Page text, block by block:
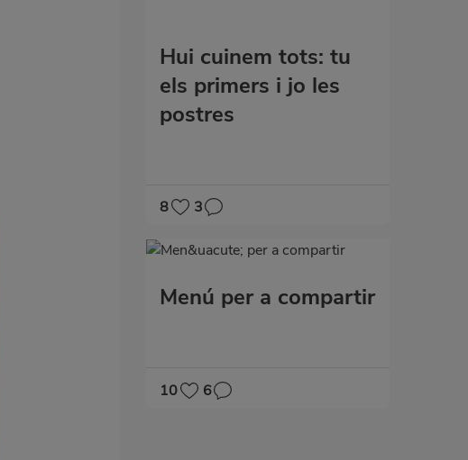
Hui cuinem tots: tu
els primers i jo les
postres
8 3
Menú per a compartir
10 6